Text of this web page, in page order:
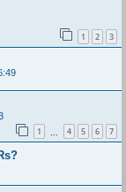
1 2 3
1 4 5 6 7